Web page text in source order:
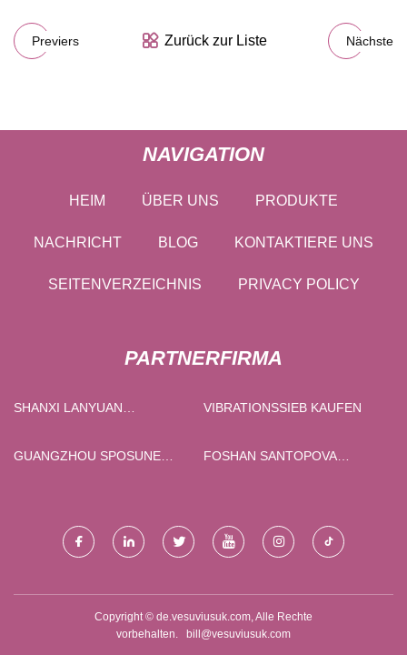
Previers Zurück zur Liste Nächste
NAVIGATION
HEIM ÜBER UNS PRODUKTE
NACHRICHT BLOG KONTAKTIERE UNS
SEITENVERZEICHNIS PRIVACY POLICY
PARTNERFIRMA
SHANXI LANYUAN
VIBRATIONSSIEB KAUFEN
GUANGZHOU SPOSUNE
FOSHAN SANTOPOVA
Copyright © de.vesuviusuk.com, Alle Rechte
vorbehalten. bill@vesuviusuk.com